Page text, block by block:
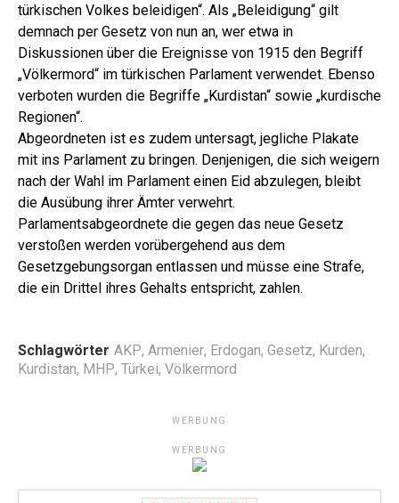
türkischen Volkes beleidigen“. Als „Beleidigung“ gilt
demnach per Gesetz von nun an, wer etwa in
Diskussionen über die Ereignisse von 1915 den Begriff
„Völkermord“ im türkischen Parlament verwendet. Ebenso
verboten wurden die Begriffe „Kurdistan“ sowie „kurdische
Regionen“.
Abgeordneten ist es zudem untersagt, jegliche Plakate
mit ins Parlament zu bringen. Denjenigen, die sich weigern
nach der Wahl im Parlament einen Eid abzulegen, bleibt
die Ausübung ihrer Ämter verwehrt.
Parlamentsabgeordnete die gegen das neue Gesetz
verstoßen werden vorübergehend aus dem
Gesetzgebungsorgan entlassen und müsse eine Strafe,
die ein Drittel ihres Gehalts entspricht, zahlen.
Schlagwörter AKP, Armenier, Erdogan, Gesetz, Kurden,
Kurdistan, MHP, Türkei, Völkermord
WERBUNG
WERBUNG